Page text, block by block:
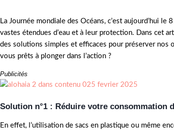
La Journée mondiale des Océans, c’est aujourd’hui le
vastes étendues d’eau et à leur protection. Dans cet
des solutions simples et efficaces pour préserver nos
vous prêts à plonger dans l’action ?
Publicités
Solution n°1 : Réduire votre consommation
En effet, l’utilisation de sacs en plastique ou même